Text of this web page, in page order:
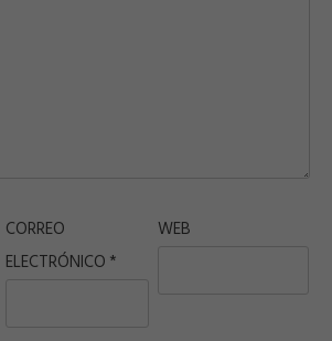
CORREO
ELECTRÓNICO *
WEB